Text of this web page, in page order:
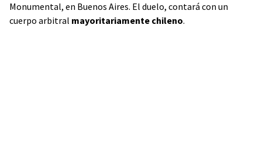
Monumental, en Buenos Aires. El duelo, contará con un
cuerpo arbitral mayoritariamente chileno.